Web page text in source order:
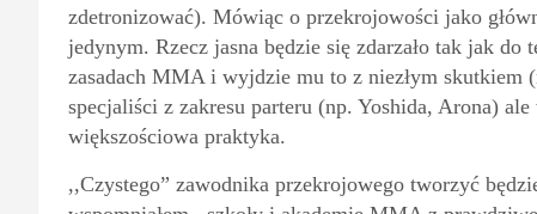
zdetronizować). Mówiąc o przekrojowości jako
jedynym. Rzecz jasna będzie się zdarzało tak jak
zasadach MMA i wyjdzie mu to z niezłym
specjaliści z zakresu parteru (np. Yoshida, Arona)
większościowa praktyka.
,,Czystego” zawodnika przekrojowego tworzyć